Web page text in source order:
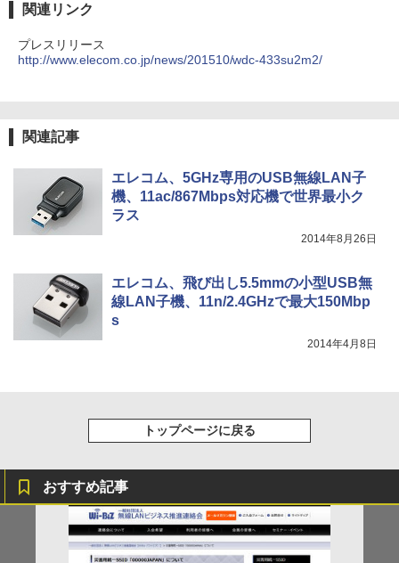
関連リンク
プレスリリース
http://www.elecom.co.jp/news/201510/wdc-433su2m2/
関連記事
エレコム、5GHz専用のUSB無線LAN子
機、11ac/867Mbps対応機で世界最小ク
ラス
2014年8月26日
エレコム、飛び出し5.5mmの小型USB無
線LAN子機、11n/2.4GHzで最大150Mbp
s
2014年4月8日
トップページに戻る
おすすめ記事